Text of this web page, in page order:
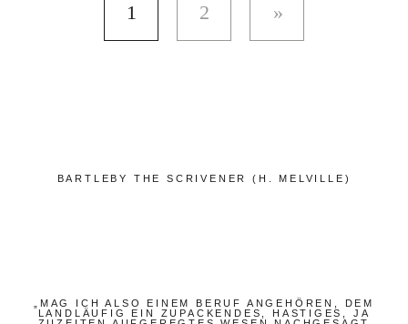
1 2
BARTLEBY THE SCRIVENER (H. MELVILLE)
„MAG ICH ALSO EINEM BERUF ANGEHÖREN, DEM
LANDLÄUFIG EIN ZUPACKENDES, HASTIGES, JA